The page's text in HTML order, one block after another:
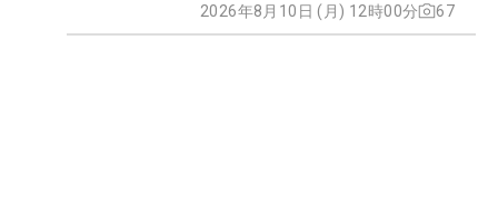
2026年8月10日 (月) 12時00分 67